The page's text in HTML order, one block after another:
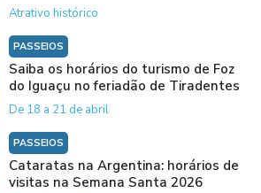
Atrativo histórico
PASSEIOS
Saiba os horários do turismo de Foz
do Iguaçu no feriadão de Tiradentes
De 18 a 21 de abril
PASSEIOS
Cataratas na Argentina: horários de
visitas na Semana Santa 2026